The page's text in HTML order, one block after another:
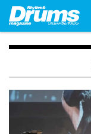
Skip
content